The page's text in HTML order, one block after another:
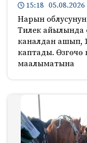
15:18 05.08.2026
Нарын
Тилек айылында
каналдан ашып,
каптады.
маалыматына